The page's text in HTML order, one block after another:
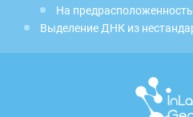
На
Выделение ДНК из